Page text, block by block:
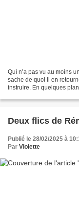
Qui n’a pas vu au moins
sache de quoi il en
instruire. En quelques
Deux flics de
Publié le 28/02/2025 à
Par Violette